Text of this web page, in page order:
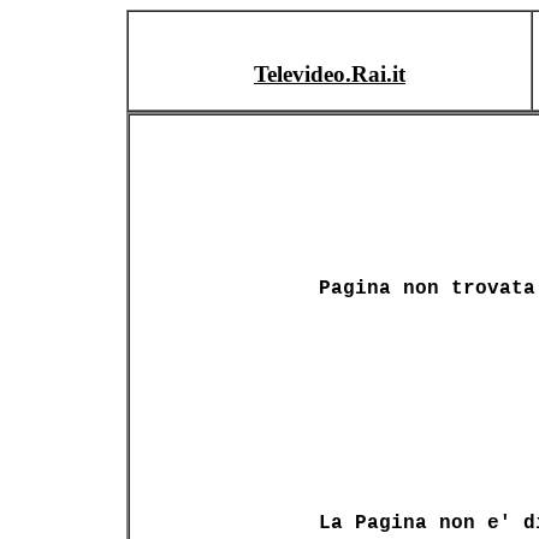
Televideo.Rai.it
Pagina non trovata
La Pagina non e'